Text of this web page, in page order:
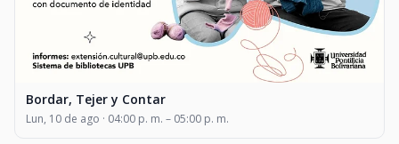
Bordar, Tejer y Contar
Lun, 10 de ago · 04:00 p. m. – 05:00 p. m.